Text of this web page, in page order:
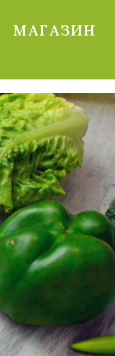
МАГАЗИН